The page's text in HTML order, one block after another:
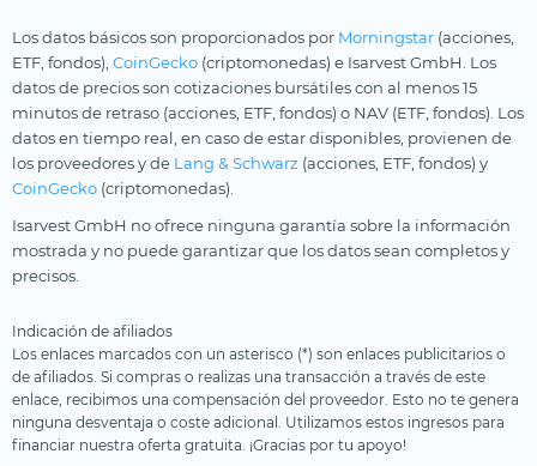
Los datos básicos son proporcionados por Morningstar (acciones,
ETF, fondos), CoinGecko (criptomonedas) e Isarvest GmbH. Los
datos de precios son cotizaciones bursátiles con al menos 15
minutos de retraso (acciones, ETF, fondos) o NAV (ETF, fondos). Los
datos en tiempo real, en caso de estar disponibles, provienen de
los proveedores y de Lang & Schwarz (acciones, ETF, fondos) y
CoinGecko (criptomonedas).
Isarvest GmbH no ofrece ninguna garantía sobre la información
mostrada y no puede garantizar que los datos sean completos y
precisos.
Indicación de afiliados
Los enlaces marcados con un asterisco (*) son enlaces publicitarios o
de afiliados. Si compras o realizas una transacción a través de este
enlace, recibimos una compensación del proveedor. Esto no te genera
ninguna desventaja o coste adicional. Utilizamos estos ingresos para
financiar nuestra oferta gratuita. ¡Gracias por tu apoyo!